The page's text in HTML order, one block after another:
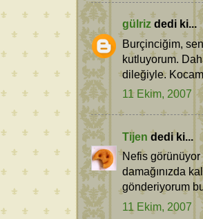
gülriz dedi ki...
Burçinciğim,
kutluyorum.
dileğiyle.
11 Ekim, 2007
Tijen dedi ki...
Nefis görünüyor
damağınızda
gönderiyorum
11 Ekim, 2007